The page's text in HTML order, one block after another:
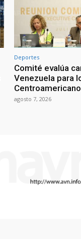
Deportes
Comité evalúa
Venezuela para
agosto 7, 2026